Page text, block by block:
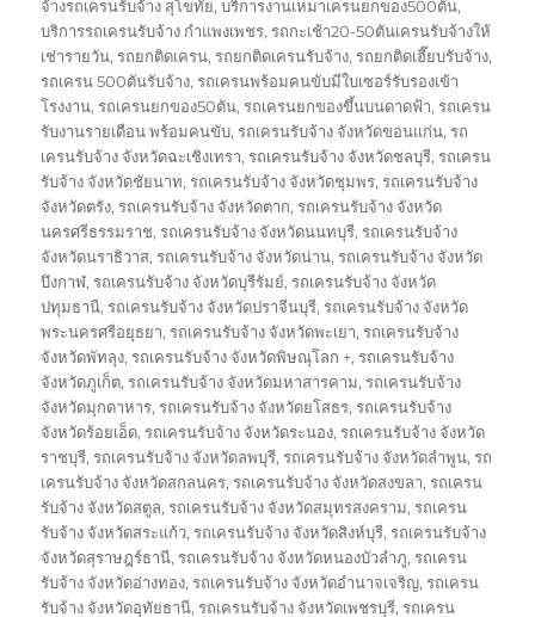
จ้างรถเครนรับจ้าง สุโขทัย,บริการงานเหมาเครนยกของ500ตัน,
บริการรถเครนรับจ้าง กำแพงเพชร,รถกะเช้า20-50ตันเครนรับจ้างให้
เช่ารายวัน,รถยกติดเครน,รถยกติดเครนรับจ้าง,รถยกติดเฮี๊ยบรับจ้าง,
รถเครน 500ตันรับจ้าง,รถเครนพร้อมคนขับมีใบเซอร์รับรองเข้า
โรงงาน,รถเครนยกของ50ตัน,รถเครนยกของขึ้นบนดาดฟ้า,รถเครน
รับงานรายเดือน พร้อมคนขับ,รถเครนรับจ้าง จังหวัดขอนแก่น,รถ
เครนรับจ้าง จังหวัดฉะเชิงเทรา,รถเครนรับจ้าง จังหวัดชลบุรี,รถเครน
รับจ้าง จังหวัดชัยนาท,รถเครนรับจ้าง จังหวัดชุมพร,รถเครนรับจ้าง
จังหวัดตรัง,รถเครนรับจ้าง จังหวัดตาก,รถเครนรับจ้าง จังหวัด
นครศรีธรรมราช,รถเครนรับจ้าง จังหวัดนนทบุรี,รถเครนรับจ้าง
จังหวัดนราธิวาส,รถเครนรับจ้าง จังหวัดน่าน,รถเครนรับจ้าง จังหวัด
บึงกาฬ,รถเครนรับจ้าง จังหวัดบุรีรัมย์,รถเครนรับจ้าง จังหวัด
ปทุมธานี,รถเครนรับจ้าง จังหวัดปราจีนบุรี,รถเครนรับจ้าง จังหวัด
พระนครศรีอยุธยา,รถเครนรับจ้าง จังหวัดพะเยา,รถเครนรับจ้าง
จังหวัดพัทลุง,รถเครนรับจ้าง จังหวัดพิษณุโลก +,รถเครนรับจ้าง
จังหวัดภูเก็ต,รถเครนรับจ้าง จังหวัดมหาสารคาม,รถเครนรับจ้าง
จังหวัดมุกดาหาร,รถเครนรับจ้าง จังหวัดยโสธร,รถเครนรับจ้าง
จังหวัดร้อยเอ็ด,รถเครนรับจ้าง จังหวัดระนอง,รถเครนรับจ้าง จังหวัด
ราชบุรี,รถเครนรับจ้าง จังหวัดลพบุรี,รถเครนรับจ้าง จังหวัดลำพูน,รถ
เครนรับจ้าง จังหวัดสกลนคร,รถเครนรับจ้าง จังหวัดสงขลา,รถเครน
รับจ้าง จังหวัดสตูล,รถเครนรับจ้าง จังหวัดสมุทรสงคราม,รถเครน
รับจ้าง จังหวัดสระแก้ว,รถเครนรับจ้าง จังหวัดสิงห์บุรี,รถเครนรับจ้าง
จังหวัดสุราษฎร์ธานี,รถเครนรับจ้าง จังหวัดหนองบัวลำภู,รถเครน
รับจ้าง จังหวัดอ่างทอง,รถเครนรับจ้าง จังหวัดอำนาจเจริญ,รถเครน
รับจ้าง จังหวัดอุทัยธานี,รถเครนรับจ้าง จังหวัดเพชรบุรี,รถเครน